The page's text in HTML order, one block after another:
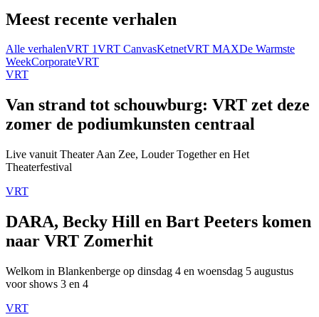
Meest recente verhalen
Alle verhalenVRT 1VRT CanvasKetnetVRT MAXDe Warmste
WeekCorporateVRT
VRT
Van strand tot schouwburg: VRT zet deze
zomer de podiumkunsten centraal
Live vanuit Theater Aan Zee, Louder Together en Het
Theaterfestival
VRT
DARA, Becky Hill en Bart Peeters komen
naar VRT Zomerhit
Welkom in Blankenberge op dinsdag 4 en woensdag 5 augustus
voor shows 3 en 4
VRT